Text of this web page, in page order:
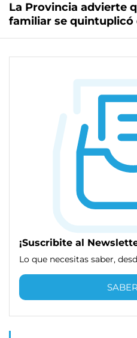
La Provincia advierte
familiar se quintuplicó
¡Suscribite al
Lo que necesitas saber,